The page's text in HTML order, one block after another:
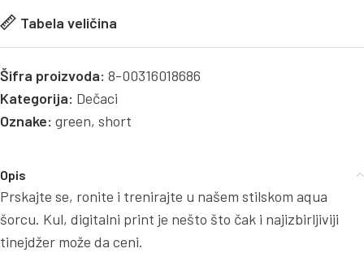
Tabela veličina
Šifra proizvoda: 8-00316018686
Kategorija: Dečaci
Oznake: green, short
Opis
Prskajte se, ronite i trenirajte u našem stilskom aqua
šorcu. Kul, digitalni print je nešto što čak i najizbirljiviji
tinejdžer može da ceni.